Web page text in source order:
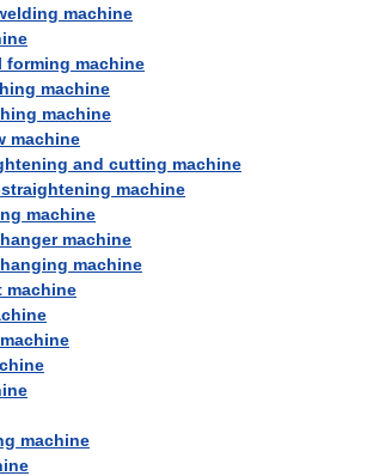
machine
forming machine
machine
machine
machine
and cutting machine
machine
machine
machine
machine
machine
machine